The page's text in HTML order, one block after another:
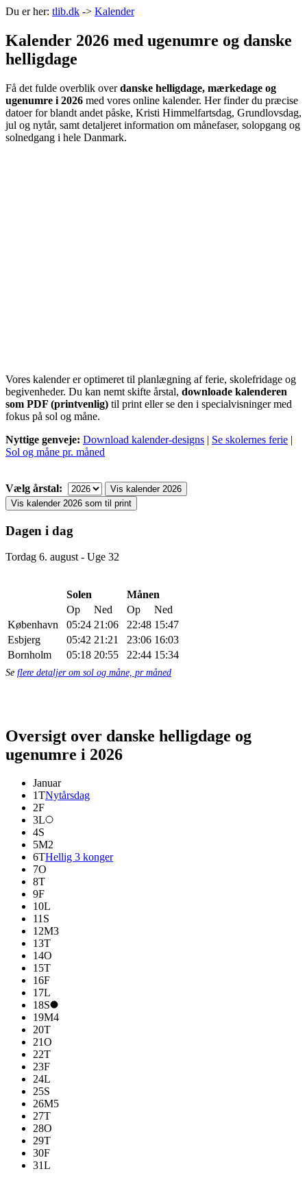
Du er her: tlib.dk -> Kalender
Kalender 2026 med ugenumre og danske
helligdage
Få det fulde overblik overdanske helligdage, mærkedage og
ugenumre i 2026 med vores online kalender. Her finder du præcise
datoer for blandt andet påske, Kristi Himmelfartsdag, Grundlovsdag,
jul og nytår, samt detaljeret information om månefaser, solopgang og
solnedgang i hele Danmark.
Vores kalender er optimeret til planlægning af ferie, skolefridage og
begivenheder. Du kan nemt skifte årstal, downloade kalenderen
som PDF (printvenlig) til print eller se den i specialvisninger med
fokus på sol og måne.
Nyttige genveje: Download kalender-designs | Se skolernes ferie |
Sol og måne pr. måned
Vælg årstal:
Dagen i dag
Tordag 6. august - Uge 32
Solen
Månen
Op
Ned Op
Ned
København
05:24 21:06 22:48 15:47
Esbjerg
05:42 21:21 23:06 16:03
Bornholm
05:18 20:55 22:44 15:34
Se flere detaljer om sol og måne, pr måned
Oversigt over danske helligdage og
ugenumre i 2026
Januar
1TNytårsdag
2F
3L
4S
5M2
6THellig 3 konger
7O
8T
9F
10L
11S
12M3
13T
14O
15T
16F
17L
18S
19M4
20T
21O
22T
23F
24L
25S
26M5
27T
28O
29T
30F
31L